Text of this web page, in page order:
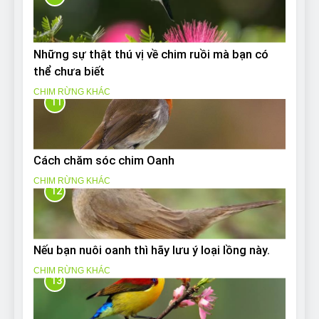
Những sự thật thú vị về chim ruồi mà bạn có
thể chưa biết
CHIM RỪNG KHÁC
11
Cách chăm sóc chim Oanh
CHIM RỪNG KHÁC
12
Nếu bạn nuôi oanh thì hãy lưu ý loại lồng này.
CHIM RỪNG KHÁC
13